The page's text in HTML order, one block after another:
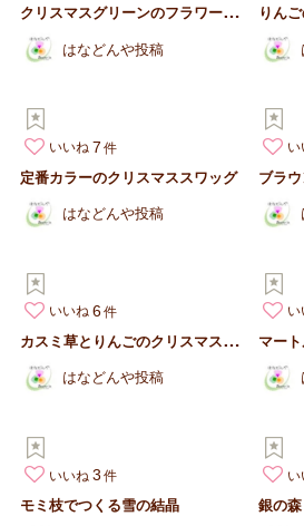
ク
リスマスグリーンのフラワーアシストを使って
はなどんや投稿
りん
いいね 7
定番カラーのクリスマススワッグ
はなどんや投稿
い
いいね 6
カ
スミ草とりんごのクリスマスアレンジ
はなどんや投稿
い
いいね 3
モミ枝でつくる雪の結晶
い
銀の森